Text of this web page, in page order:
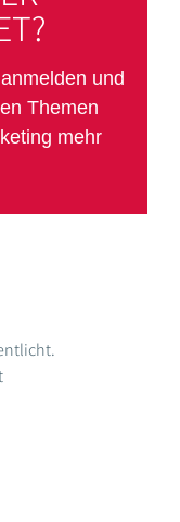
und
Themen
mehr